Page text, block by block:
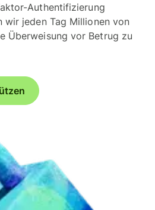
Authentifizierung
wir jeden Tag Millionen von
Überweisung vor Betrug zu